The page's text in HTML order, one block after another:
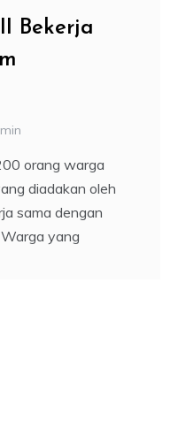
Bekerja
orang warga
diadakan oleh
sama dengan
yang